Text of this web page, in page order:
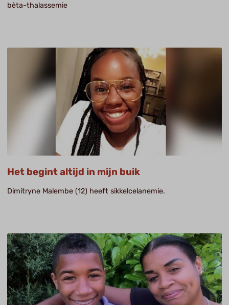
bèta-thalassemie
Het begint altijd in mijn buik
Dimitryne Malembe (12) heeft sikkelcelanemie.